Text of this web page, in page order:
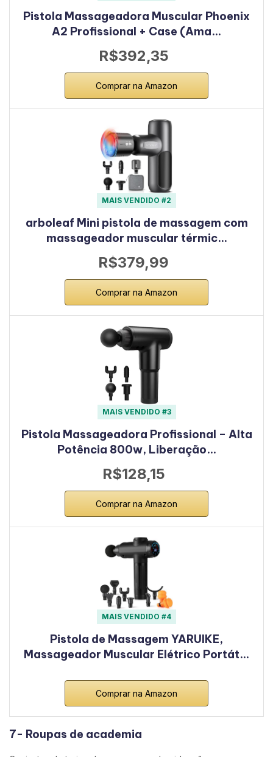
Pistola Massageadora Muscular Phoenix
A2 Profissional + Case (Ama…
R$392,35
Comprar na Amazon
MAIS VENDIDO #2
arboleaf Mini pistola de massagem com
massageador muscular térmic…
R$379,99
Comprar na Amazon
MAIS VENDIDO #3
Pistola Massageadora Profissional – Alta
Potência 800w, Liberação…
R$128,15
Comprar na Amazon
MAIS VENDIDO #4
Pistola de Massagem YARUIKE,
Massageador Muscular Elétrico Portát…
Comprar na Amazon
7- Roupas de academia